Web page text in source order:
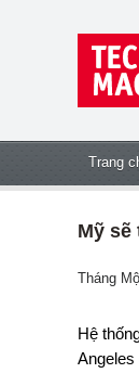
Trang
Mỹ sẽ
Tháng
Hệ
Angeles